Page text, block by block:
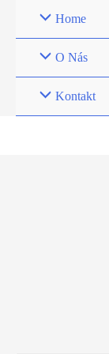
Přeskočit
Home
O Nás
Kontakt